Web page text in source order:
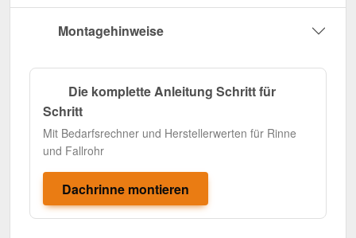
Montagehinweise
Die komplette Anleitung Schritt für
Schritt
Mit Bedarfsrechner und Herstellerwerten für Rinne
und Fallrohr
Dachrinne montieren